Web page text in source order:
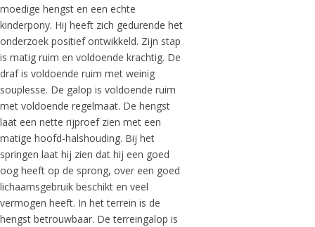
moedige hengst en een echte
kinderpony. Hij heeft zich gedurende het
onderzoek positief ontwikkeld. Zijn stap
is matig ruim en voldoende krachtig. De
draf is voldoende ruim met weinig
souplesse. De galop is voldoende ruim
met voldoende regelmaat. De hengst
laat een nette rijproef zien met een
matige hoofd-halshouding. Bij het
springen laat hij zien dat hij een goed
oog heeft op de sprong, over een goed
lichaamsgebruik beschikt en veel
vermogen heeft. In het terrein is de
hengst betrouwbaar. De terreingalop is